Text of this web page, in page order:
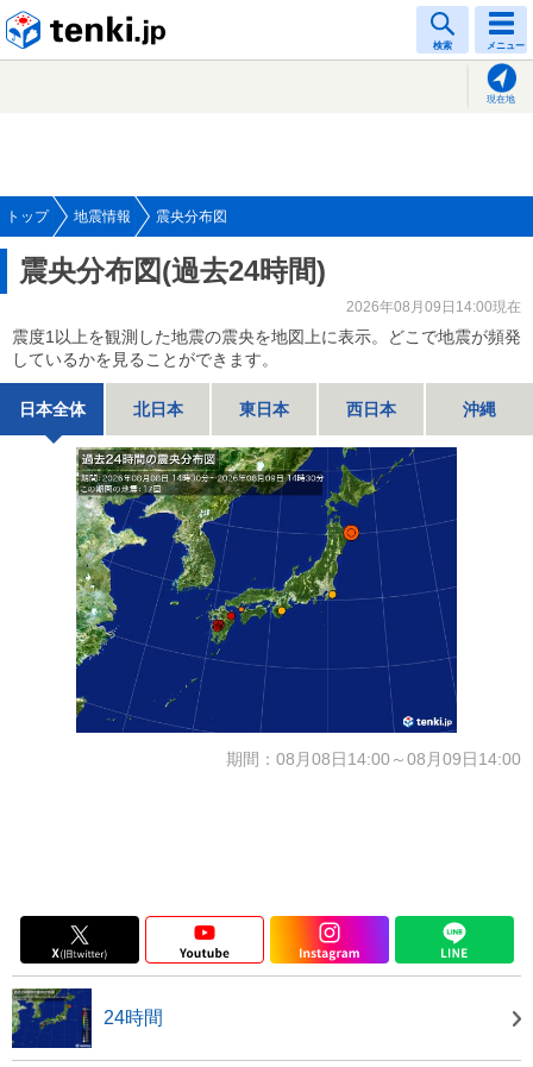
検索 メニュー
現在地
トップ 地震情報 震央分布図
震央分布図(過去24時間)
2026年08月09日14:00現在
震度1以上を観測した地震の震央を地図上に表示。どこで地震が頻発
しているかを見ることができます。
日本全体 北日本 東日本 西日本 沖縄
期間：08月08日14:00～08月09日14:00
24時間